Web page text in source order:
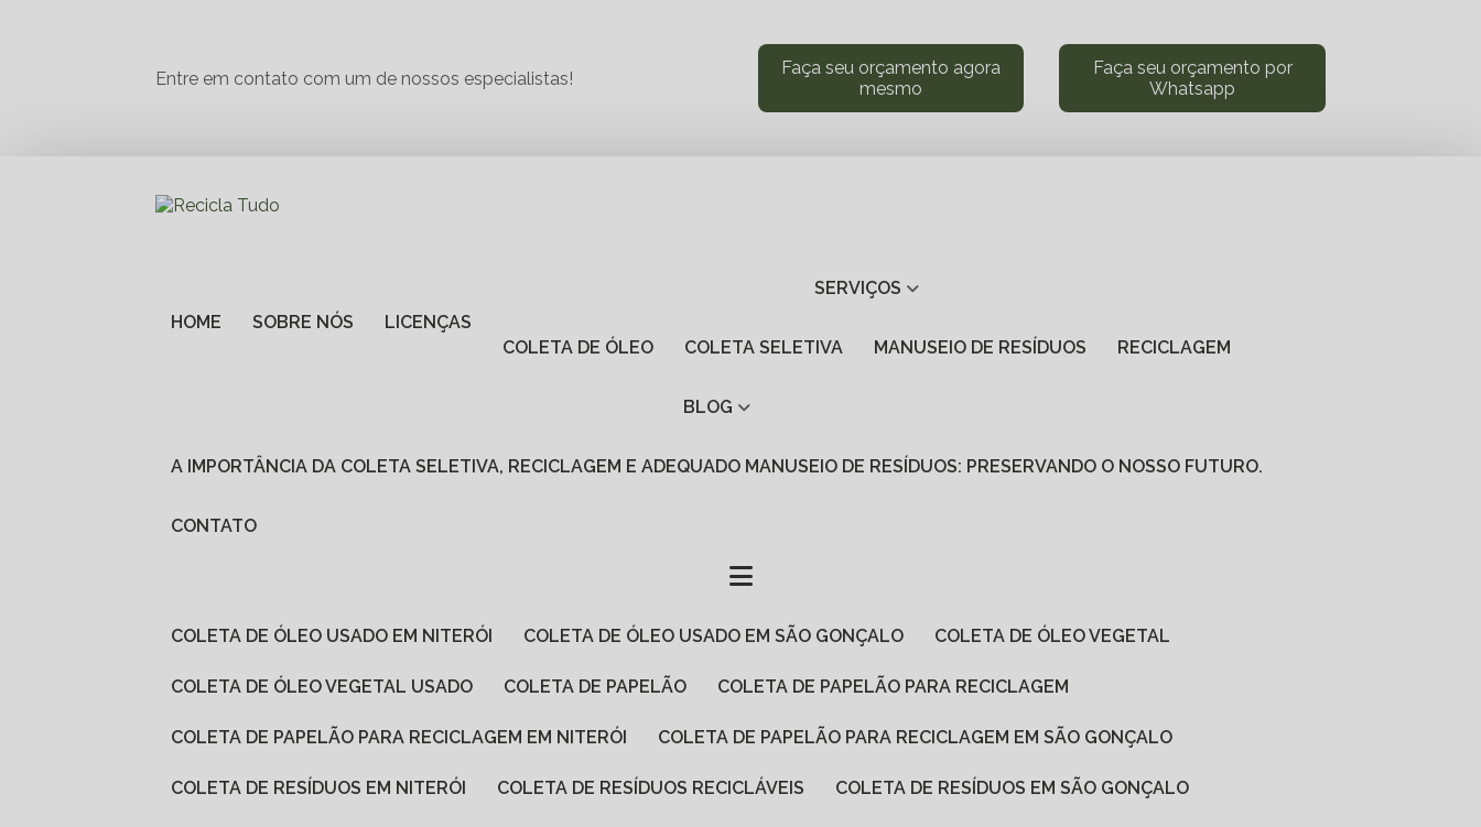
Entre em contato com um de nossos especialistas!
Faça seu orçamento agora
mesmo
Faça seu orçamento por
Whatsapp
HOME SOBRE NÓS LICENÇAS
SERVIÇOS
COLETA DE ÓLEO COLETA SELETIVA MANUSEIO DE RESÍDUOS RECICLAGEM
BLOG
A IMPORTÂNCIA DA COLETA SELETIVA, RECICLAGEM E ADEQUADO MANUSEIO DE RESÍDUOS: PRESERVANDO O NOSSO FUTURO.
CONTATO
COLETA DE ÓLEO USADO EM NITERÓI COLETA DE ÓLEO USADO EM SÃO GONÇALO COLETA DE ÓLEO VEGETAL
COLETA DE ÓLEO VEGETAL USADO COLETA DE PAPELÃO COLETA DE PAPELÃO PARA RECICLAGEM
COLETA DE PAPELÃO PARA RECICLAGEM EM NITERÓI COLETA DE PAPELÃO PARA RECICLAGEM EM SÃO GONÇALO
COLETA DE RESÍDUOS EM NITERÓI COLETA DE RESÍDUOS RECICLÁVEIS COLETA DE RESÍDUOS EM SÃO GONÇALO